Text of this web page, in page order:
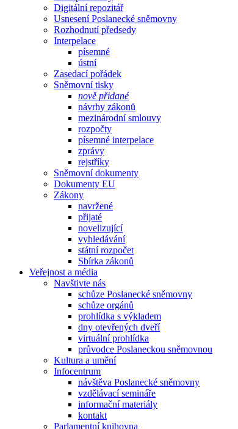
Digitální repozitář
Usnesení Poslanecké sněmovny
Rozhodnutí předsedy
Interpelace
písemné
ústní
Zasedací pořádek
Sněmovní tisky
nově přidané
návrhy zákonů
mezinárodní smlouvy
rozpočty
písemné interpelace
zprávy
rejstříky
Sněmovní dokumenty
Dokumenty EU
Zákony
navržené
přijaté
novelizující
vyhledávání
státní rozpočet
Sbírka zákonů
Veřejnost a média
Navštivte nás
schůze Poslanecké sněmovny
schůze orgánů
prohlídka s výkladem
dny otevřených dveří
virtuální prohlídka
průvodce Poslaneckou sněmovnou
Kultura a umění
Infocentrum
návštěva Poslanecké sněmovny
vzdělávací semináře
informační materiály
kontakt
Parlamentní knihovna